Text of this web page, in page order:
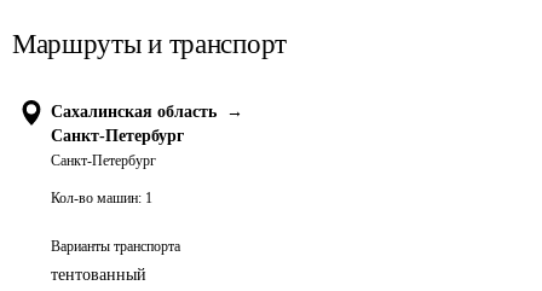
Маршруты и транспорт
Сахалинская область
→
Санкт-Петербург
Санкт-Петербург
Кол-во машин: 1
Варианты транспорта
тентованный